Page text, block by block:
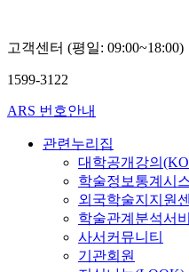
고객센터 (평일: 09:00~18:00)
1599-3122
ARS 번호안내
관련누리집
대학공개강의
학술정보통계시
외국학술지지원
학술관계분석서
사서커뮤니티
기관회원